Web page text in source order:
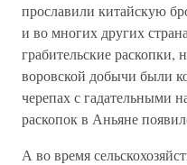
прославили китайскую
и во многих других
грабительские раскопки,
воровской добычи были
черепах с гадательными
раскопок в Аньяне
А во время